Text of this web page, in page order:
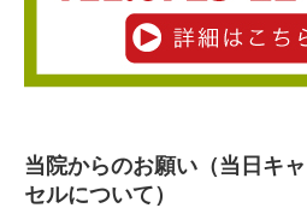
当院からのお願い（当日キ
セルについて）